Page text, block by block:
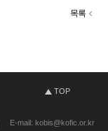
목록
TOP
E-mail: kobis@kofic.or.kr